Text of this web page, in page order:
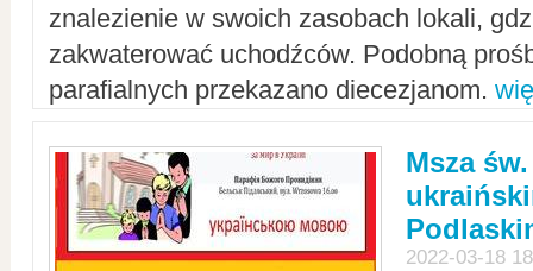
znalezienie w swoich zasobach lokali,
zakwaterować uchodźców. Podobną
parafialnych przekazano diecezjanom.
Msza
2022-03-18